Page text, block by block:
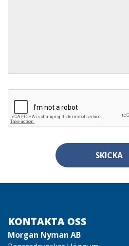
SKICKA
KONTAKTA OSS
Morgan Nyman AB